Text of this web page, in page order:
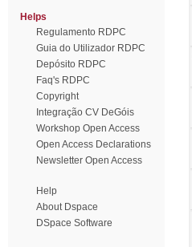
Helps
Regulamento RDPC
Guia do Utilizador RDPC
Depósito RDPC
Faq's RDPC
Copyright
Integração CV DeGóis
Workshop Open Access
Open Access Declarations
Newsletter Open Access
Help
About Dspace
DSpace Software